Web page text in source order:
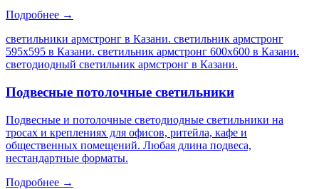
Подробнее →
светильники армстронг в Казани. светильник армстронг
595х595 в Казани. светильник армстронг 600х600 в Казани.
светодиодный светильник армстронг в Казани.
Подвесные потолочные светильники
Подвесные и потолочные светодиодные светильники на
тросах и креплениях для офисов, ритейла, кафе и
общественных помещений. Любая длина подвеса,
нестандартные форматы.
Подробнее →